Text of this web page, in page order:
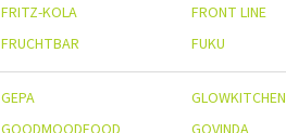
FRITZ-KOLA
FRONT LINE
FRUCHTBAR FUKU
GEPA
GLOWKITCHEN